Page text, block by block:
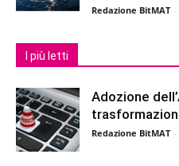
Redazione BitMAT -
I più letti
Adozione
Redazione BitMAT -